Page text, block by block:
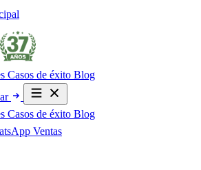
Casos de éxito Blog
Casos de éxito Blog
Ventas